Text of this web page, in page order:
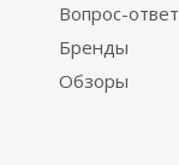
Вопрос-ответ
Бренды
Обзоры